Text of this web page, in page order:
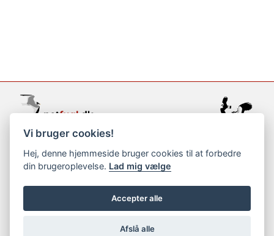
support@netfugl.dk
copyright © 2002-2023
Vi bruger cookies!
Hej, denne hjemmeside bruger cookies til at forbedre
din brugeroplevelse. Lad mig vælge
Accepter alle
Afslå alle